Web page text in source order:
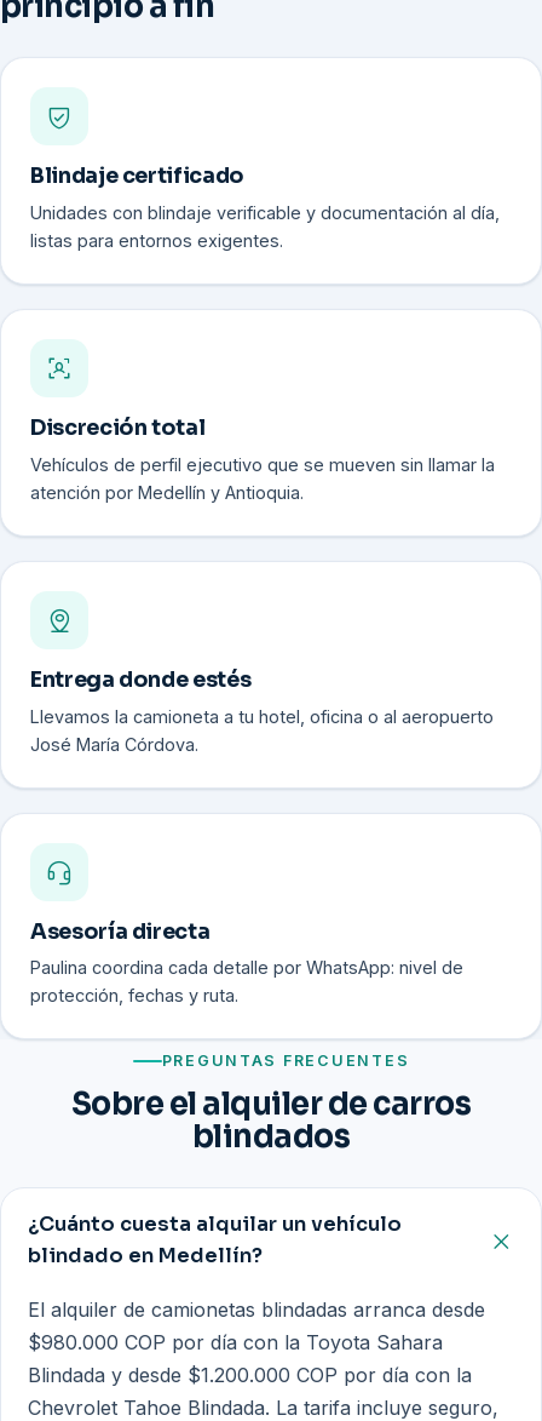
Blindaje certificado
Unidades con blindaje verificable y documentación al día,
listas para entornos exigentes.
Discreción total
Vehículos de perfil ejecutivo que se mueven sin llamar la
atención por Medellín y Antioquia.
Entrega donde estés
Llevamos la camioneta a tu hotel, oficina o al aeropuerto
José María Córdova.
Asesoría directa
Paulina coordina cada detalle por WhatsApp: nivel de
protección, fechas y ruta.
PREGUNTAS FRECUENTES
Sobre el alquiler de carros
blindados
¿Cuánto cuesta alquilar un vehículo
blindado en Medellín?
El alquiler de camionetas blindadas arranca desde
$980.000 COP por día con la Toyota Sahara
Blindada y desde $1.200.000 COP por día con la
Chevrolet Tahoe Blindada. La tarifa incluye seguro,